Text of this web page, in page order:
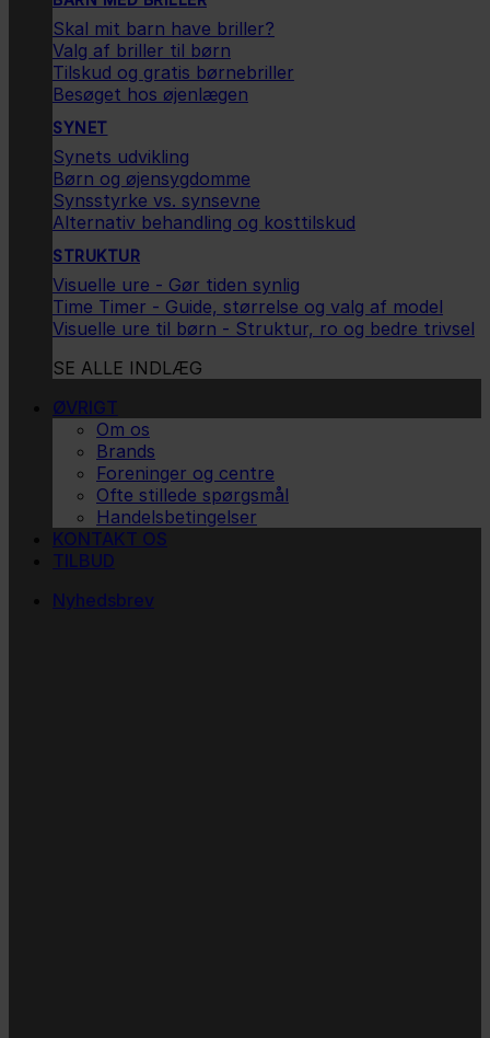
Skal mit barn have briller?
Valg af briller til børn
Tilskud og gratis børnebriller
Besøget hos øjenlægen
SYNET
Synets udvikling
Børn og øjensygdomme
Synsstyrke vs. synsevne
Alternativ behandling og kosttilskud
STRUKTUR
Visuelle ure - Gør tiden synlig
Time Timer - Guide, størrelse og valg af model
Visuelle ure til børn - Struktur, ro og bedre trivsel
SE ALLE INDLÆG
ØVRIGT
Om os
Brands
Foreninger og centre
Ofte stillede spørgsmål
Handelsbetingelser
KONTAKT OS
TILBUD
Nyhedsbrev